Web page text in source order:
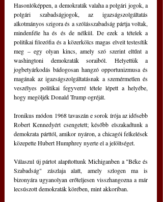
Hasonlóképpen, a demokraták valaha a polgári jogok, a
polgári szabadságjogok, az igazságszolgáltatás
alkotmányos szigora és a szólásszabadság pártja voltak,
mindenféle ha és és de nélkül. De ezek a tételek a
politikai filozófia és a közerkölcs magas elveit testesítik
meg – egy olyan kincs, amely szó szerint eltűnt a
washingtoni demokraták soraiból. Helyettük a
jogbetyárkodás bádogosan hangzó opportunizmusa és
magának az igazságszolgáltatásnak a szemérmetlen és
veszélyes politikai fegyverré tétele lépett a helyébe,
hogy megöljék Donald Trump ogréját.
Ironikus módon 1968 tavaszán e sorok írója az idősebb
Robert Kennedyért csengetett; később elszakadtunk a
demokrata párttól, amikor nyáron, a chicagói felkelések
közepette Hubert Humphrey nyerte el a jelöltséget.
Válaszul új pártot alapítottunk Michiganben a "Béke és
Szabadság" zászlaja alatt, amely szlogen ma is
bizonyára ugyanolyan erőteljesen visszhangozna a már
lecsúszott demokraták körében, mint akkoriban.